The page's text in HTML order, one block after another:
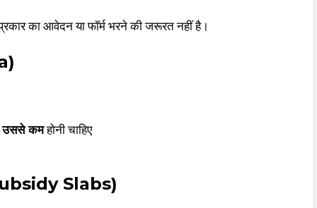
का आवेदन या फॉर्म भरने की जरूरत नहीं है।
उससे कमहोनी चाहिए
Slabs)